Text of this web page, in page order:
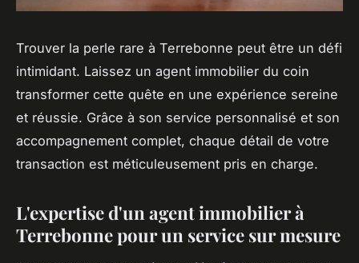
Trouver la perle rare à Terrebonne peut être un défi
intimidant. Laissez un agent immobilier du coin
transformer cette quête en une expérience sereine
et réussie. Grâce à son service personnalisé et son
accompagnement complet, chaque détail de votre
transaction est méticuleusement pris en charge.
L'expertise d'un agent immobilier à
Terrebonne pour un service sur mesure